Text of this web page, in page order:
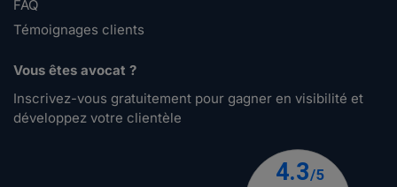
FAQ
Témoignages clients
Vous êtes avocat ?
Inscrivez-vous gratuitement pour gagner en visibilité et
développez votre clientèle